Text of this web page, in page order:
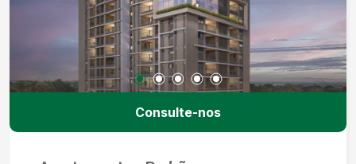
Consulte-nos